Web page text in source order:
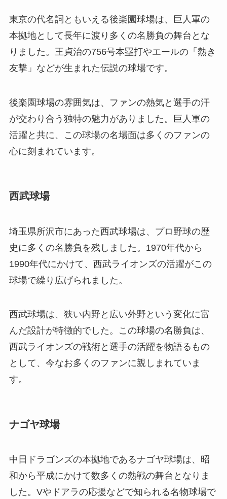
東京の代名詞ともいえる後楽園球場は、巨人軍の
本拠地として長年に渡り多くの名勝負の舞台とな
りました。王貞治の756号本塁打やエールの「熱き
友撃」などが生まれた伝説の球場です。
後楽園球場の雰囲気は、ファンの熱気と選手の汗
が交わり合う独特の魅力がありました。巨人軍の
活躍と共に、この球場の名場面は多くのファンの
心に刻まれています。
西武球場
埼玉県所沢市にあった西武球場は、プロ野球の歴
史に多くの名勝負を残しました。1970年代から
1990年代にかけて、西武ライオンズの活躍がこの
球場で繰り広げられました。
西武球場は、狭い内野と広い外野という変化に富
んだ設計が特徴的でした。この球場の名勝負は、
西武ライオンズの戦術と選手の活躍を物語るもの
として、今なお多くのファンに親しまれていま
す。
ナゴヤ球場
中日ドラゴンズの本拠地であるナゴヤ球場は、昭
和から平成にかけて数多くの熱戦の舞台となりま
した。Vやドアラの応援などで知られる名物球場で